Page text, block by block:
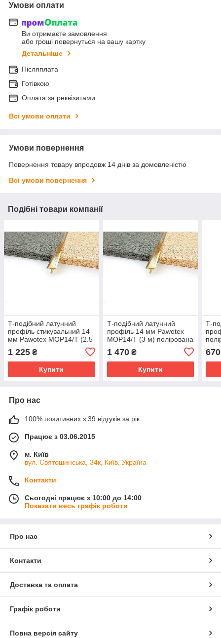
Умови оплати
Ви отримаєте замовлення
або гроші повернуться на вашу картку
Детальніше
Післяплата
Готівкою
Оплата за реквізитами
Всі умови оплати
Умови повернення
Повернення товару впродовж 14 днів за домовленістю
Всі умови повернення
Подібні товари компанії
Т-подібний латунний
профіль стикувальний 14
мм Pawotex MOP14/T (2.5
(золото)
1 225 ₴
Купити
Т-подібний латунний
профіль 14 мм Pawotex
MOP14/T (3 м) полірована
1 470₴
Купити
Т-
670
Про нас
100% позитивних з 39 відгуків за рік
Працює з 03.06.2015
м. Київ
вул. Святошинська, 34к, Київ, Україна
Контакти
Сьогодні працює з 10:00 до 14:00
Показати весь графік роботи
Про нас
Контакти
Доставка та оплата
Графік роботи
Повна версія сайту